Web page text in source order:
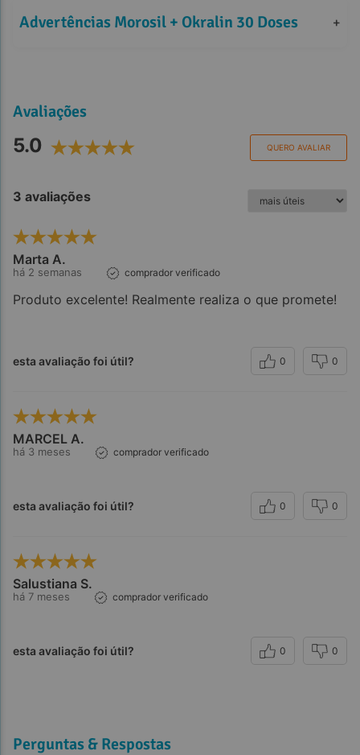
Advertências Morosil + Okralin 30 Doses +
Avaliações
5.0 QUERO AVALIAR
3 avaliações
Marta A.
há 2 semanas comprador verificado
Produto excelente! Realmente realiza o que promete!
esta avaliação foi útil? 0 0
MARCEL A.
há 3 meses comprador verificado
esta avaliação foi útil? 0 0
Salustiana S.
há 7 meses comprador verificado
esta avaliação foi útil? 0 0
Perguntas & Respostas